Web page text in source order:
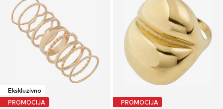
Ekskluzivno
PROMOCIJA
PROMOCIJA